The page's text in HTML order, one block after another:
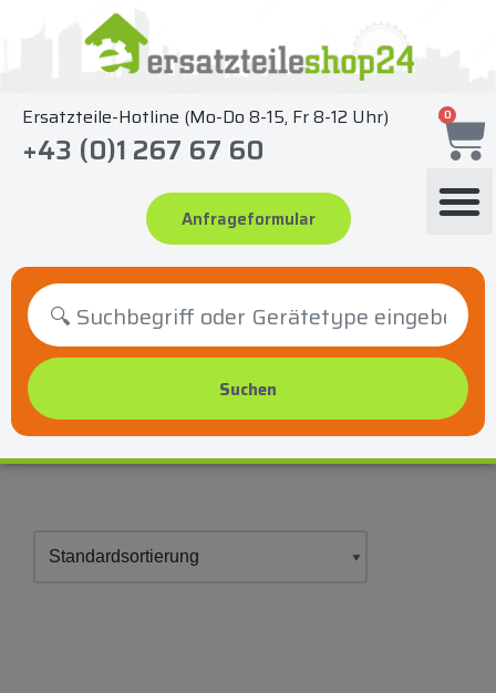
springen
Ersatzteile-Hotline (Mo-Do 8-15, Fr 8-12 Uhr)
+43 (0)1 267 67 60
Anfrageformular
0